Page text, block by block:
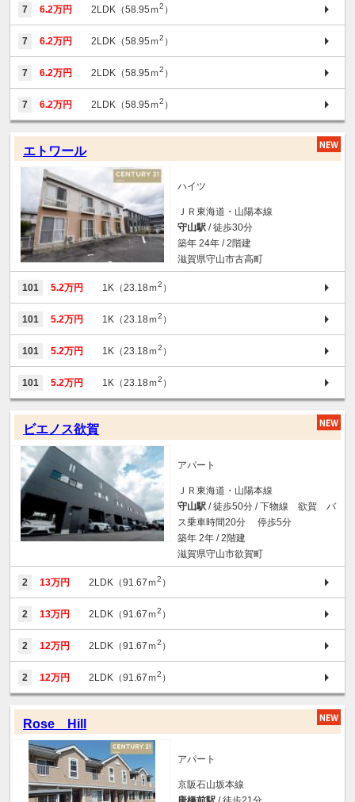
7 6.2万円 2LDK（58.95ｍ2 ）
7 6.2万円 2LDK（58.95ｍ2 ）
7 6.2万円 2LDK（58.95ｍ2 ）
7 6.2万円 2LDK（58.95ｍ2 ）
エトワール
ハイツ
ＪＲ東海道・山陽本線
守山駅 / 徒歩30分
築年 24年 / 2階建
滋賀県守山市古高町
101 5.2万円 1K（23.18ｍ2 ）
101 5.2万円 1K（23.18ｍ2 ）
101 5.2万円 1K（23.18ｍ2 ）
101 5.2万円 1K（23.18ｍ2 ）
ビエノス欲賀
アパート
ＪＲ東海道・山陽本線
守山駅 / 徒歩50分 / 下物線 欲賀 バ
ス乗車時間20分 停歩5分
築年 2年 / 2階建
滋賀県守山市欲賀町
2 13万円 2LDK（91.67ｍ2 ）
2 13万円 2LDK（91.67ｍ2 ）
2 12万円 2LDK（91.67ｍ2 ）
2 12万円 2LDK（91.67ｍ2 ）
Rose Hill
アパート
京阪石山坂本線